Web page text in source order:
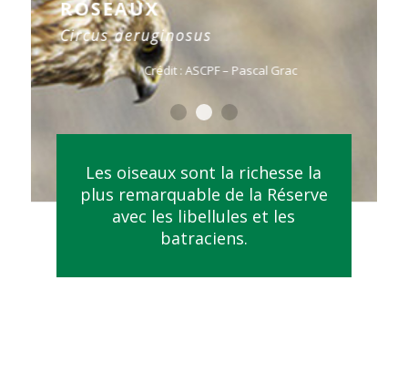
ROSEAUX
Circus aeruginosus
Crédit : ASCPF – Pascal Grac
Les oiseaux sont la richesse la
plus remarquable de la Réserve
avec les libellules et les
batraciens.